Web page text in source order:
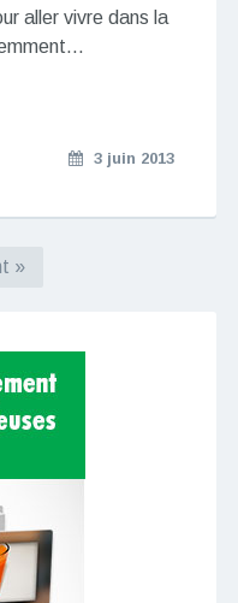
aller vivre dans la
3 juin 2013
»